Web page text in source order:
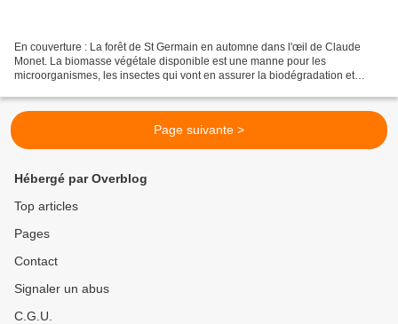
En couverture : La forêt de St Germain en automne dans l'œil de Claude
Monet. La biomasse végétale disponible est une manne pour les
microorganismes, les insectes qui vont en assurer la biodégradation et
Page suivante >
Hébergé par Overblog
Top articles
Pages
Contact
Signaler un abus
C.G.U.